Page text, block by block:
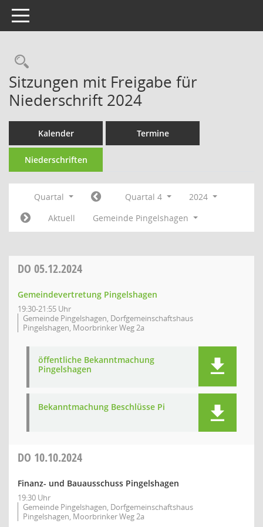
Toggle navigation
Rechercheauswahl
Sitzungen mit Freigabe für
Niederschrift 2024
Kalender Termine
Niederschriften
Quartal Quartal 4
2024
Aktuell
Gemeinde Pingelshagen
DO 05.12.2024
Gemeindevertretung Pingelshagen
19:30-21:55 Uhr
Gemeinde Pingelshagen, Dorfgemeinschaftshaus
Pingelshagen, Moorbrinker Weg 2a
öffentliche Bekanntmachung
Pingelshagen
Bekanntmachung Beschlüsse Pi
DO 10.10.2024
Finanz- und Bauausschuss Pingelshagen
19:30 Uhr
Gemeinde Pingelshagen, Dorfgemeinschaftshaus
Pingelshagen, Moorbrinker Weg 2a